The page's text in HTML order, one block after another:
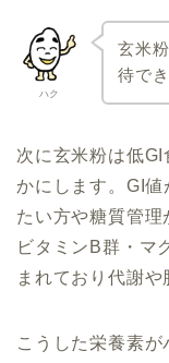
ハク
玄米
待で
次に玄米粉は低
かにします。GI
たい方や糖質管理
ビタミンB群・マ
まれており代謝や
こうした栄養素